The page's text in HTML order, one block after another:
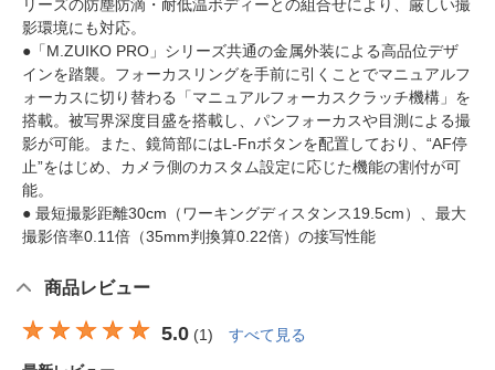
リーズの防塵防滴・耐低温ボディーとの組合せにより、厳しい撮
影環境にも対応。
●「M.ZUIKO PRO」シリーズ共通の金属外装による高品位デザ
インを踏襲。フォーカスリングを手前に引くことでマニュアルフ
ォーカスに切り替わる「マニュアルフォーカスクラッチ機構」を
搭載。被写界深度目盛を搭載し、パンフォーカスや目測による撮
影が可能。また、鏡筒部にはL-Fnボタンを配置しており、“AF停
止”をはじめ、カメラ側のカスタム設定に応じた機能の割付が可
能。
● 最短撮影距離30cm（ワーキングディスタンス19.5cm）、最大
撮影倍率0.11倍（35mm判換算0.22倍）の接写性能
商品レビュー
5.0 (1) すべて見る